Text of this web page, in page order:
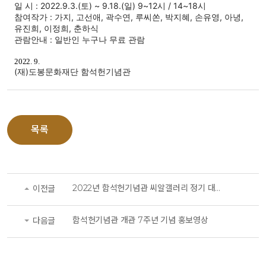
일 시 : 2022.9.3.(토) ~ 9.18.(일) 9~12시 / 14~18시
참여작가 : 가지, 고선애, 곽수연, 루씨쏜, 박지혜, 손유영, 아녕,
유진희, 이정희, 춘하식
관람안내 : 일반인 누구나 무료 관람
2022. 9.
(재)도봉문화재단 함석헌기념관​
목록
이전글 2022년 함석헌기념관 씨알갤러리 정기 대관전시 주환선 작가 개인전
다음글 함석헌기념관 개관 7주년 기념 홍보영상